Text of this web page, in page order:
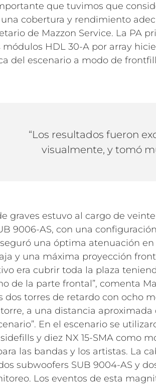
que tuvimos que
cobertura y rendimiento
de Mazzon Service. La PA
módulos HDL 30-A por array
del escenario a modo de
“Los resultados fueron
visualmente, y tomó
graves estuvo al cargo de veinte
9006-AS, con una
una óptima atenuación
y una máxima proyección
era cubrir toda la plaza
de la parte frontal”, comenta
dos torres de retardo con ocho
a una distancia aproximada
En el escenario se
y diez NX 15-SMA como
las bandas y los artistas. La
subwoofers SUB 9004-AS y
Los eventos de esta